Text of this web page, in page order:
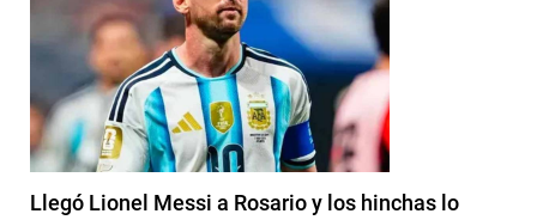
Llegó Lionel Messi a Rosario y los hinchas lo